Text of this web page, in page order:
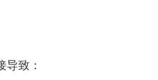
致：